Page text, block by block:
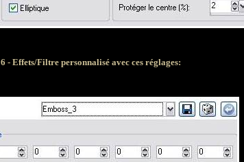
6 - Effets/Filtre personnalisé avec ces réglages: